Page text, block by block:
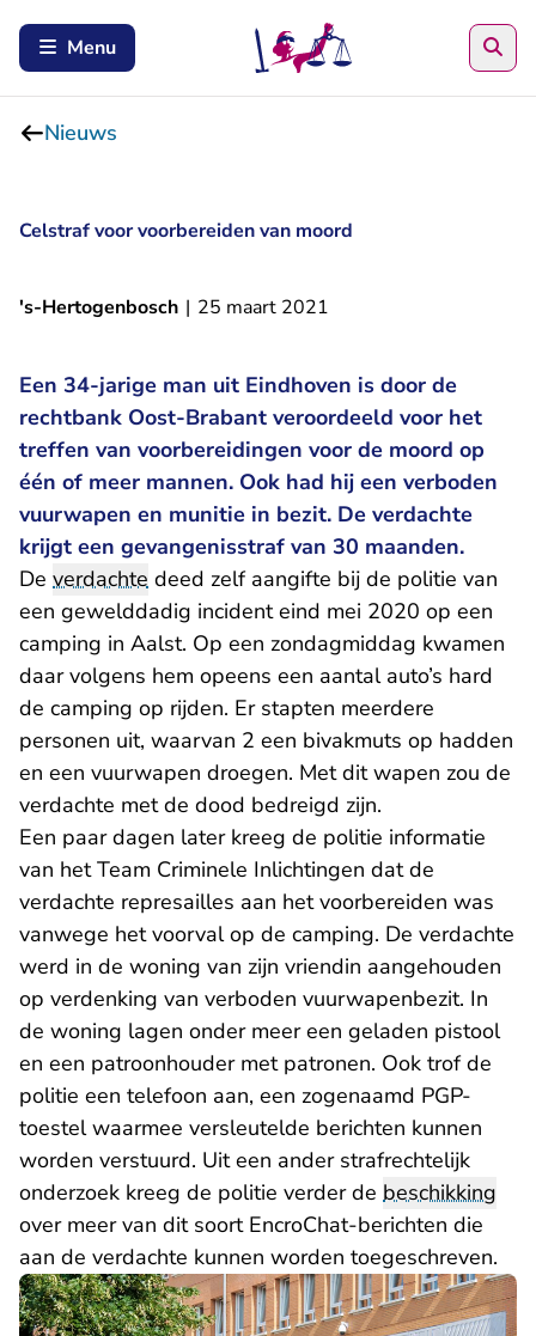
Menu
Nieuws
Celstraf voor voorbereiden van moord
's-Hertogenbosch | 25 maart 2021
Een 34-jarige man uit Eindhoven is door de
rechtbank Oost-Brabant veroordeeld voor het
treffen van voorbereidingen voor de moord op
één of meer mannen. Ook had hij een verboden
vuurwapen en munitie in bezit. De verdachte
krijgt een gevangenisstraf van 30 maanden.
De verdachte deed zelf aangifte bij de politie van
een gewelddadig incident eind mei 2020 op een
camping in Aalst. Op een zondagmiddag kwamen
daar volgens hem opeens een aantal auto’s hard
de camping op rijden. Er stapten meerdere
personen uit, waarvan 2 een bivakmuts op hadden
en een vuurwapen droegen. Met dit wapen zou de
verdachte met de dood bedreigd zijn.
Een paar dagen later kreeg de politie informatie
van het Team Criminele Inlichtingen dat de
verdachte represailles aan het voorbereiden was
vanwege het voorval op de camping. De verdachte
werd in de woning van zijn vriendin aangehouden
op verdenking van verboden vuurwapenbezit. In
de woning lagen onder meer een geladen pistool
en een patroonhouder met patronen. Ook trof de
politie een telefoon aan, een zogenaamd PGP-
toestel waarmee versleutelde berichten kunnen
worden verstuurd. Uit een ander strafrechtelijk
onderzoek kreeg de politie verder de beschikking
over meer van dit soort EncroChat-berichten die
aan de verdachte kunnen worden toegeschreven.